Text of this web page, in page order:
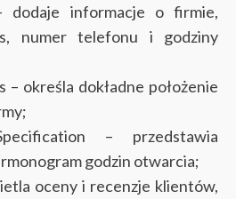
dodaje informacje o firmie,
numer telefonu i godziny
– określa dokładne położenie
– przedstawia
godzin otwarcia;
oceny i recenzje klientów,